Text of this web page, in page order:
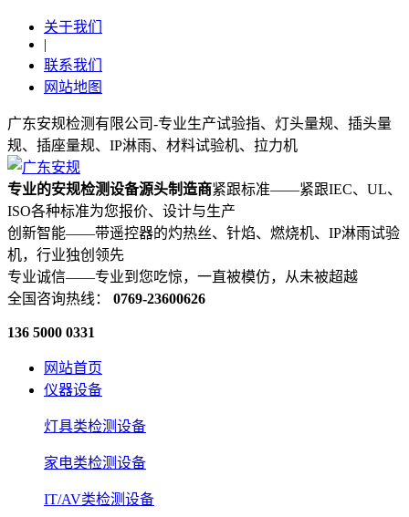
关于我们
|
联系我们
网站地图
广东安规检测有限公司-专业生产试验指、灯头量规、插头量
规、插座量规、IP淋雨、材料试验机、拉力机
专业的安规检测设备源头制造商紧跟标准——紧跟IEC、UL、
ISO各种标准为您报价、设计与生产
创新智能——带遥控器的灼热丝、针焰、燃烧机、IP淋雨试验
机，行业独创领先
专业诚信——专业到您吃惊，一直被模仿，从未被超越
全国咨询热线： 0769-23600626
136 5000 0331
网站首页
仪器设备
灯具类检测设备
家电类检测设备
IT/AV类检测设备